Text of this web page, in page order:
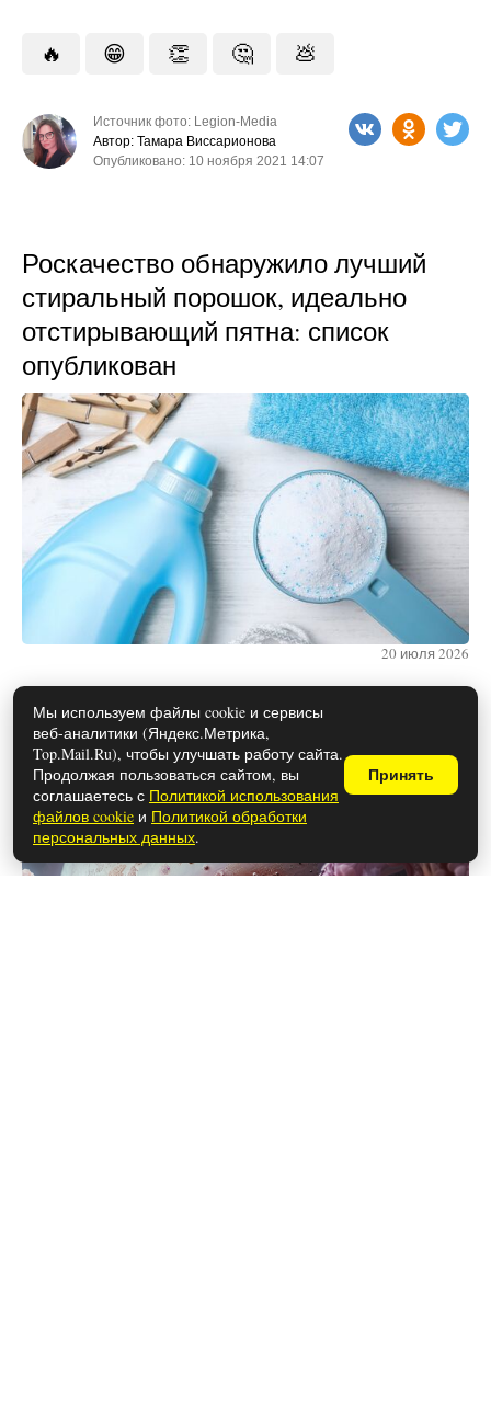
🔥 😁 👏 🤔 💩
Источник фото: Legion-Media
Автор: Тамара Виссарионова
Опубликовано: 10 ноября 2021 14:07
Роскачество обнаружило лучший
стиральный порошок, идеально
отстирывающий пятна: список
опубликован
20 июля 2026
Каким знакам зодиака снятся вещие
сны
Мы используем файлы cookie и сервисы
веб-аналитики (Яндекс.Метрика,
Top.Mail.Ru), чтобы улучшать работу сайта.
Продолжая пользоваться сайтом, вы
соглашаетесь с Политикой использования
файлов cookie и Политикой обработки
персональных данных.
Принять